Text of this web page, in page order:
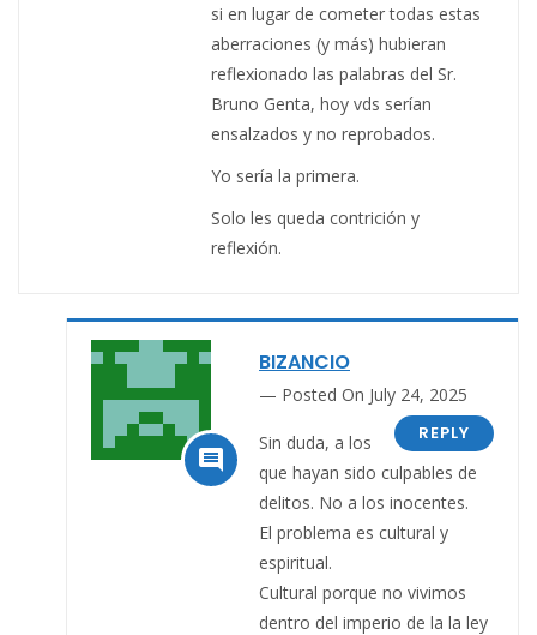
si en lugar de cometer todas estas
aberraciones (y más) hubieran
reflexionado las palabras del Sr.
Bruno Genta, hoy vds serían
ensalzados y no reprobados.
Yo sería la primera.
Solo les queda contrición y
reflexión.

BIZANCIO
Posted On July 24, 2025
REPLY
Sin duda, a los
que hayan sido culpables de
delitos. No a los inocentes.
El problema es cultural y
espiritual.
Cultural porque no vivimos
dentro del imperio de la la ley